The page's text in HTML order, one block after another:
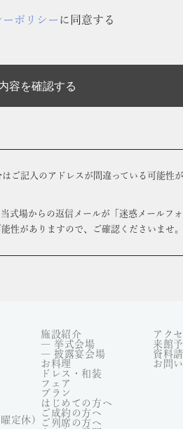
ポリシー に同意する
容を確認する
ご記入のアドレスが間違っている可能性
式場からの返信メールが「迷惑メールフ
性がありますので、ご確認くださいませ。
定休)
施設紹介
― 挙式会場
― 披露宴会場
お料理
ドレス・和装
フェア
プラン
はじめての方へ
ご成約の方へ
ご列席の方へ
アク
来館
資料
お問